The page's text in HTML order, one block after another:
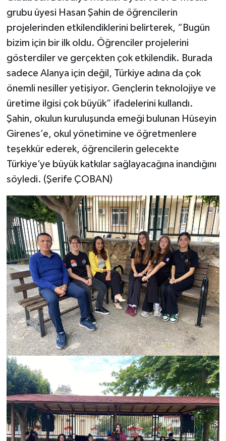
grubu üyesi Hasan Şahin de öğrencilerin
projelerinden etkilendiklerini belirterek, “Bugün
bizim için bir ilk oldu. Öğrenciler projelerini
gösterdiler ve gerçekten çok etkilendik. Burada
sadece Alanya için değil, Türkiye adına da çok
önemli nesiller yetişiyor. Gençlerin teknolojiye ve
üretime ilgisi çok büyük” ifadelerini kullandı.
Şahin, okulun kuruluşunda emeği bulunan Hüseyin
Girenes’e, okul yönetimine ve öğretmenlere
teşekkür ederek, öğrencilerin gelecekte
Türkiye’ye büyük katkılar sağlayacağına inandığını
söyledi. (Şerife ÇOBAN)